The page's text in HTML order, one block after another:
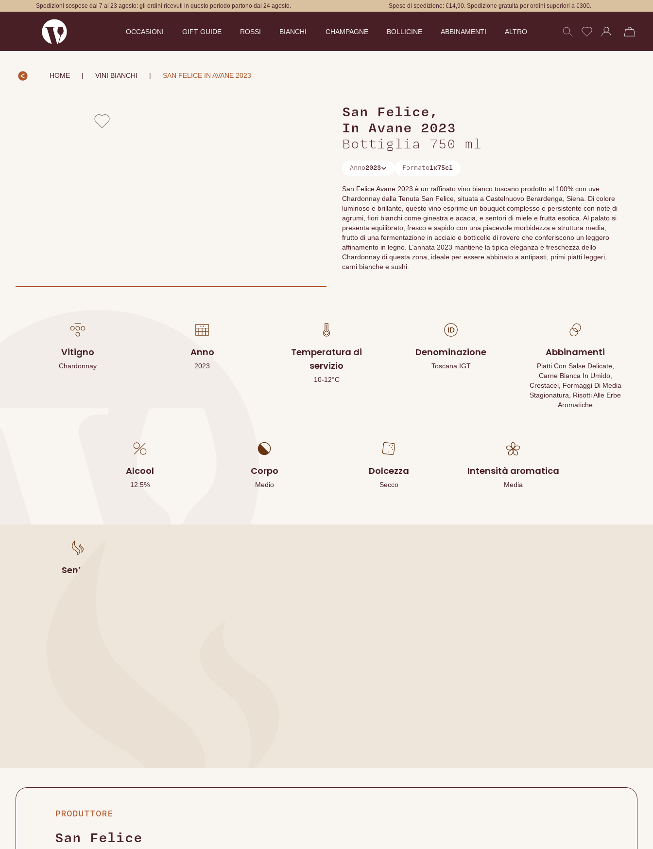
Spedizioni sospese dal 7 al 23 agosto: gli ordini ricevuti in questo periodo partono dal 24 agosto. Spese di spedizione: €14,90. Spedizione gratuita per ordini superiori a €300.
OCCASIONI GIFT GUIDE ROSSI BIANCHI CHAMPAGNE BOLLICINE ABBINAMENTI ALTRO
HOME | VINI BIANCHI | SAN FELICE IN AVANE 2023
San Felice ,
In Avane 2023
Bottiglia 750 ml
Anno2023 Formato1x75cl
San Felice Avane 2023 è un raffinato vino bianco toscano prodotto al 100% con uve
Chardonnay dalla Tenuta San Felice, situata a Castelnuovo Berardenga, Siena. Di colore
luminoso e brillante, questo vino esprime un bouquet complesso e persistente con note di
agrumi, fiori bianchi come ginestra e acacia, e sentori di miele e frutta esotica. Al palato si
presenta equilibrato, fresco e sapido con una piacevole morbidezza e struttura media,
frutto di una fermentazione in acciaio e botticelle di rovere che conferiscono un leggero
affinamento in legno. L’annata 2023 mantiene la tipica eleganza e freschezza dello
Chardonnay di questa zona, ideale per essere abbinato a antipasti, primi piatti leggeri,
carni bianche e sushi.
Vitigno
Chardonnay
Anno
2023
Temperatura di
servizio
10-12°C
Denominazione
Toscana IGT
Abbinamenti
Piatti Con Salse Delicate,
Carne Bianca In Umido,
Crostacei, Formaggi Di Media
Stagionatura, Risotti Alle Erbe
Aromatiche
Alcool
12.5%
Corpo
Medio
Dolcezza
Secco
Intensità aromatica
Media
Sentori
PRODUTTORE
San Felice